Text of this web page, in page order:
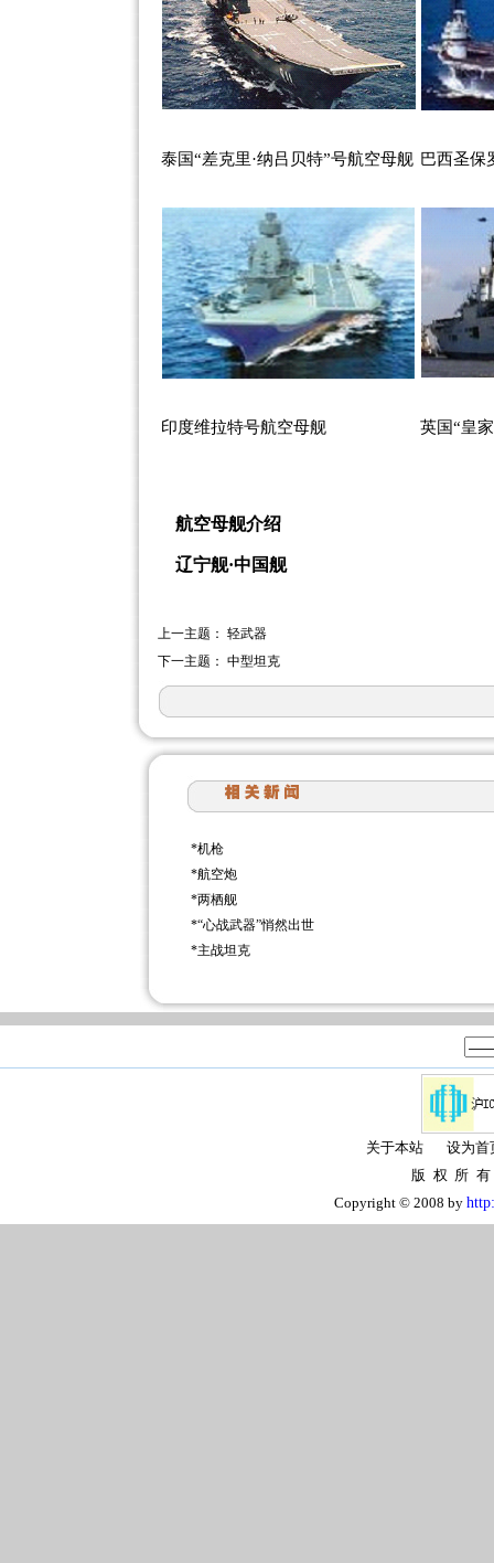
泰国“差克里·纳吕贝特”号航空母舰 巴西圣保
印度维拉特号航空母舰 英国“皇
航空母舰介绍
辽宁舰·中国舰
上一主题：轻武器
下一主题：中型坦克
*机枪
*航空炮
*两栖舰
*“心战武器”悄然出世
*主战坦克